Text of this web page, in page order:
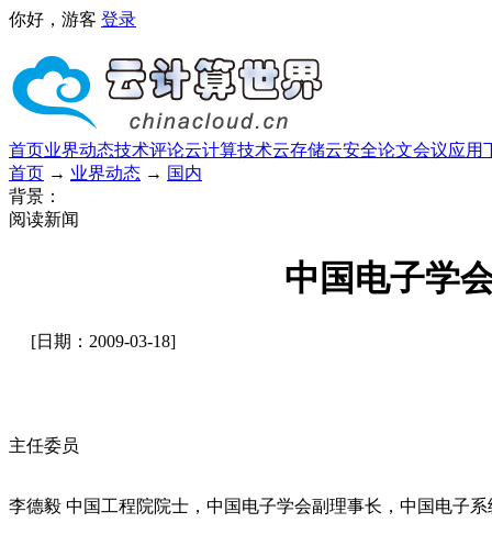
你好，游客 登录
首页业界动态技术评论云计算技术云存储云安全论文会议应用
首页 → 业界动态 → 国内
背景：
阅读新闻
中国电子学
[日期：2009-03-18]
主任委员
李德毅 中国工程院院士，中国电子学会副理事长，中国电子